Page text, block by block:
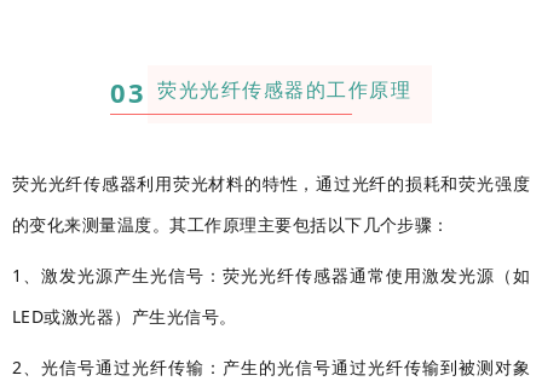
03 荧光光纤传感器的工作原理
荧光光纤传感器利用荧光材料的特性，通过光纤的损耗和荧光强度
的变化来测量温度。其工作原理主要包括以下几个步骤：
1、激发光源产生光信号： 荧光光纤传感器通常使用激发光源（如
LED或激光器）产生光信号。
2、光信号通过光纤传输： 产生的光信号通过光纤传输到被测对象